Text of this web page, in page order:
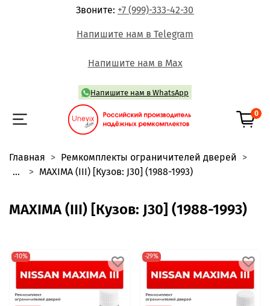
Звоните: +7 (999)-333-42-30
Напишите нам в Telegram
Напишите нам в Max
Напишите нам в WhatsApp
0
Главная
Ремкомплекты ограничителей дверей
...
MAXIMA (III) [Кузов: J30] (1988-1993)
MAXIMA (III) [Кузов: J30] (1988-1993)
-10% -29%